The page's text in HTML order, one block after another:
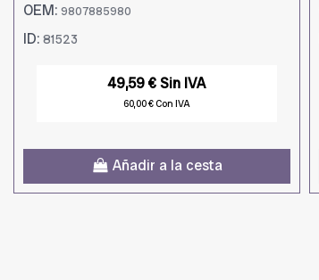
OEM: 9807885980
ID: 81523
49,59 € Sin IVA
60,00 € Con IVA
Añadir a la cesta